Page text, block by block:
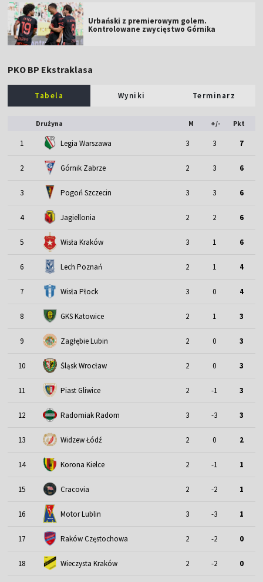
Urbański z premierowym golem.
Kontrolowane zwycięstwo Górnika
PKO BP Ekstraklasa
Tabela Wyniki Terminarz
Drużyna M +/- Pkt
1 Legia Warszawa 3 3 7
2 Górnik Zabrze 2 3 6
3 Pogoń Szczecin 3 3 6
4 Jagiellonia 2 2 6
5 Wisła Kraków 3 1 6
6 Lech Poznań 2 1 4
7 Wisła Płock 3 0 4
8 GKS Katowice 2 1 3
9 Zagłębie Lubin 2 0 3
10 Śląsk Wrocław 2 0 3
11 Piast Gliwice 2 -1 3
12 Radomiak Radom 3 -3 3
13 Widzew Łódź 2 0 2
14 Korona Kielce 2 -1 1
15 Cracovia 2 -2 1
16 Motor Lublin 3 -3 1
17 Raków Częstochowa 2 -2 0
18 Wieczysta Kraków 2 -2 0